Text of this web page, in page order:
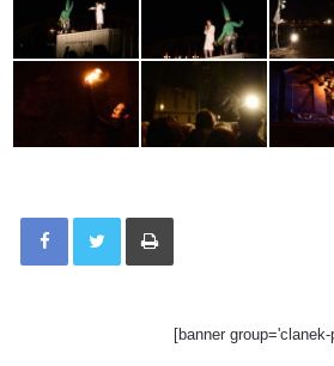
Tisknout
[banner group='clanek-